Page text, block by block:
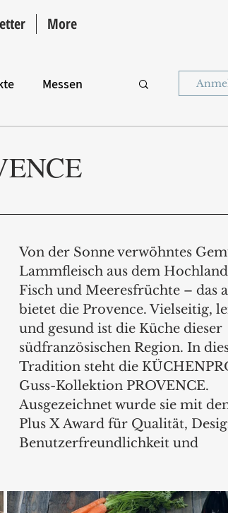
More
Messen
Von der Sonne verwöhntes
Lammfleisch aus dem
Fisch und Meeresfrüchte – das
bietet die Provence. Vielseitig,
und gesund ist die Küche dieser
südfranzösischen Region. In
Tradition steht die
Guss-Kollektion PROVENCE.
Ausgezeichnet wurde sie mit
Plus X Award für Qualität,
Benutzerfreundlichkeit und